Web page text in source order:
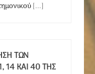
[...]
ΤΩΝ
14 ΚΑΙ 40 ΤΗΣ